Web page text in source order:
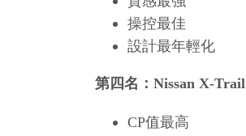
操控最佳
設計最年輕化
第四名：Nissan X-Trail
CP值最高